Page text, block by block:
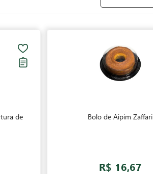
de
Bolo de Aipim Zaffari
R$ 16,67